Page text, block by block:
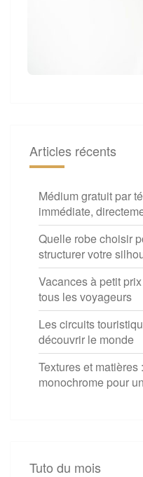
Articles récents
Médium gratuit par
immédiate,
Quelle robe choisir
structurer votre
Vacances à petit
tous les voyageurs
Les circuits
découvrir le monde
Textures et
monochrome pour
Tuto du mois